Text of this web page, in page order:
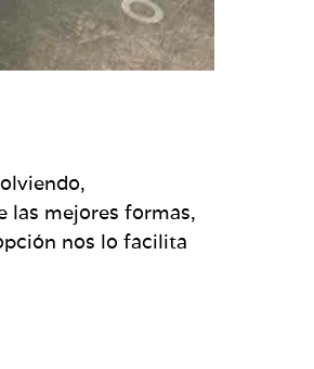
las mejores formas,
nos lo facilita